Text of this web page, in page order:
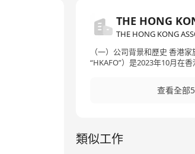
（一）公司背景和歷史 香港
“HKAFO”）是2023年10月在
新中產經濟企業及高淨值人羣
近20年的行業豐富及專業經驗
式家族辦公室服務能力的基石。 迄今，HKAFO服務平臺已
查看全部
類似工作